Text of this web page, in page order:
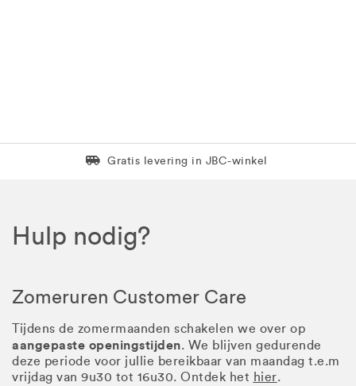
Levering in 1 pakket
Gratis levering in JBC-winkel
Hulp nodig?
Zomeruren Customer Care
Tijdens de zomermaanden schakelen we over op
aangepaste openingstijden. We blijven gedurende
deze periode voor jullie bereikbaar van maandag t.e.m
vrijdag van 9u30 tot 16u30. Ontdek het hier.